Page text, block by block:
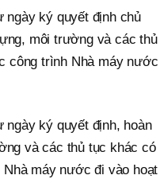
ngày ký quyết định chủ
môi trường và các thủ
công trình Nhà máy nước
ngày ký quyết định, hoàn
và các thủ tục khác có
máy nước đi vào hoạt